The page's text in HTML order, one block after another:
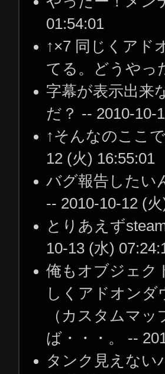
01:54:01
↑×7 同じくアド
てる。どうやっ
字幕が表示出来
だ？ -- 2010-10-
↑そんなのここ
12 (火) 16:55:01
バグ報告したい
-- 2010-10-12 (
とりあえず
10-13 (水)
俺もオブジェク
しくアドオンダ
（カスタムマ
ば・・・。 --
タンク見えない